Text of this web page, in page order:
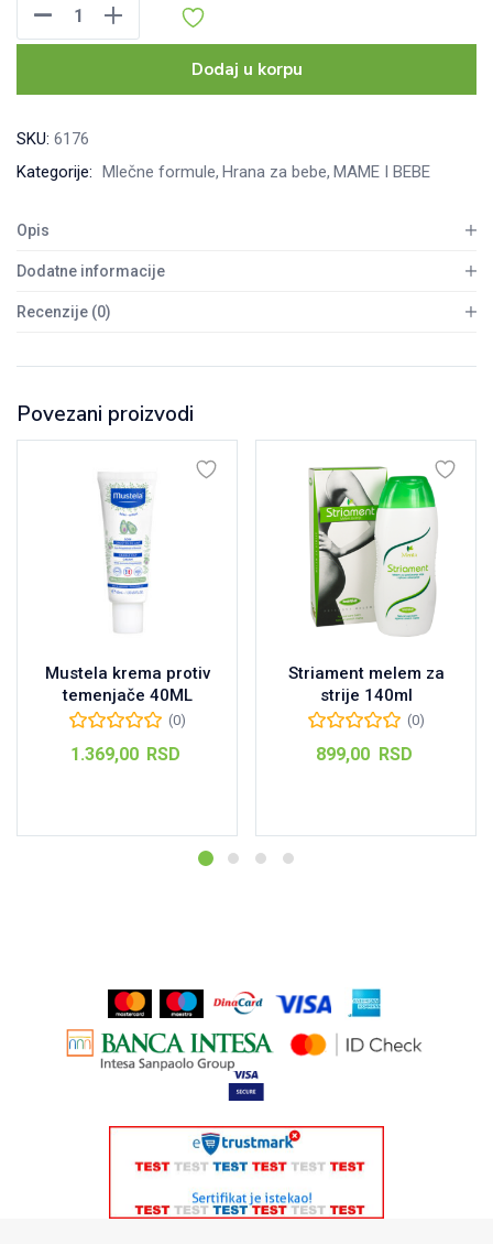
Premature
g
Dodaj u korpu
SKU: 6176
Kategorije: Mlečne formule Hrana za bebe MAME I BEBE
Opis
Dodatne informacije
Recenzije (0)
Povezani proizvodi
Mustela krema protiv
temenjače 40ML
(0)
1.369,00 RSD
Striament melem za
strije 140ml
(0)
899,00 RSD